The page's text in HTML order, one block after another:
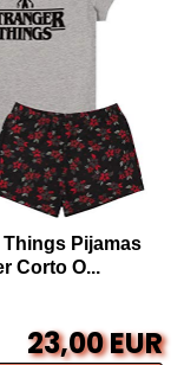
Pijamas
Corto O...
23,00 EUR